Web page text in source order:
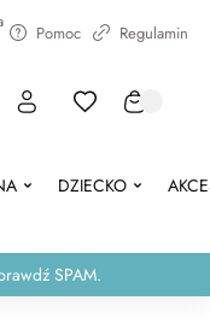
Pomoc Regulamin
DZIECKO
SPAM.